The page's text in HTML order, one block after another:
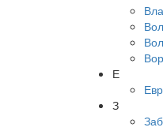
Е
З